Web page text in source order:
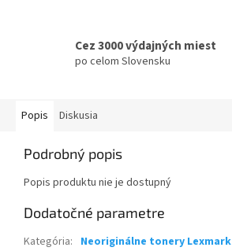
Cez 3000 výdajných miest
po celom Slovensku
Popis Diskusia
Podrobný popis
Popis produktu nie je dostupný
Dodatočné parametre
Kategória: Neoriginálne tonery Lexmark